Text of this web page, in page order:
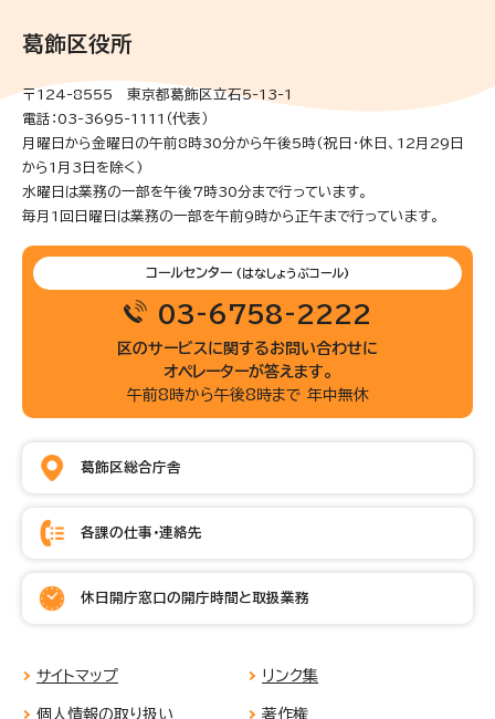
葛飾区役所
〒124-8555 東京都葛飾区立石5-13-1
電話：03-3695-1111（代表）
月曜日から金曜日の午前8時30分から午後5時(祝日・休日、12月29日
から1月3日を除く)
水曜日は業務の一部を午後7時30分まで行っています。
毎月1回日曜日は業務の一部を午前9時から正午まで行っています。
コールセンター (はなしょうぶコール)
03-6758-2222
区のサービスに関するお問い合わせに
オペレーターが答えます。
午前8時から午後8時まで 年中無休
葛飾区総合庁舎
各課の仕事・連絡先
休日開庁窓口の開庁時間と取扱業務
サイトマップ リンク集
個人情報の取り扱い 著作権